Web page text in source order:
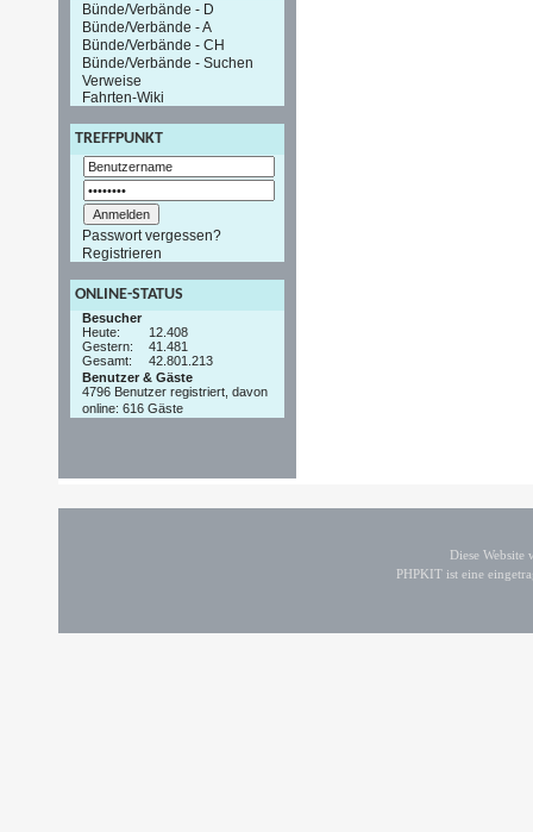
Bünde/Verbände - D
Bünde/Verbände - A
Bünde/Verbände - CH
Bünde/Verbände - Suchen
Verweise
Fahrten-Wiki
TREFFPUNKT
Passwort vergessen?
Registrieren
ONLINE-STATUS
Besucher
Heute:
12.408
Gestern:
41.481
Gesamt:
42.801.213
Benutzer & Gäste
4796 Benutzer registriert, davon
online: 616 Gäste
Diese
PHPKIT ist eine